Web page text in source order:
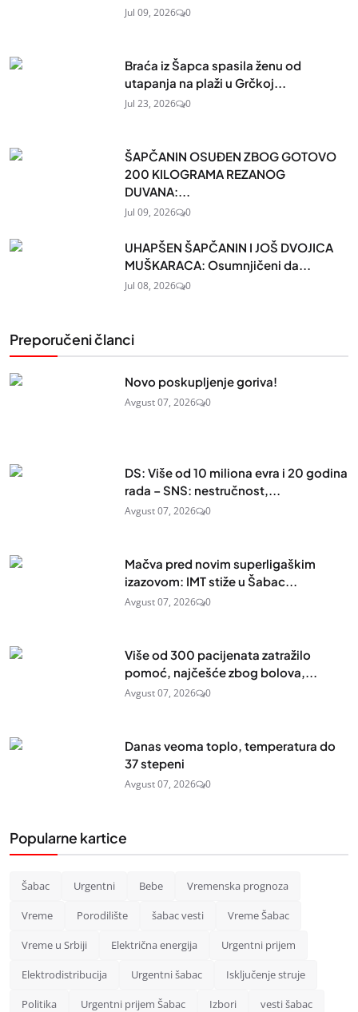
Jul 09, 2026 0
Braća iz Šapca spasila ženu od
utapanja na plaži u Grčkoj...
Jul 23, 2026 0
ŠAPČANIN OSUĐEN ZBOG GOTOVO
200 KILOGRAMA REZANOG
DUVANA:...
Jul 09, 2026 0
UHAPŠEN ŠAPČANIN I JOŠ DVOJICA
MUŠKARACA: Osumnjičeni da...
Jul 08, 2026 0
Preporučeni članci
Novo poskupljenje goriva!
Avgust 07, 2026 0
DS: Više od 10 miliona evra i 20 godina
rada – SNS: nestručnost,...
Avgust 07, 2026 0
Mačva pred novim superligaškim
izazovom: IMT stiže u Šabac...
Avgust 07, 2026 0
Više od 300 pacijenata zatražilo
pomoć, najčešće zbog bolova,...
Avgust 07, 2026 0
Danas veoma toplo, temperatura do
37 stepeni
Avgust 07, 2026 0
Popularne kartice
Šabac Urgentni Bebe Vremenska prognoza
Vreme Porodilište šabac vesti Vreme Šabac
Vreme u Srbiji Električna energija Urgentni prijem
Elektrodistribucija Urgentni šabac Isključenje struje
Politika Urgentni prijem Šabac Izbori vesti šabac